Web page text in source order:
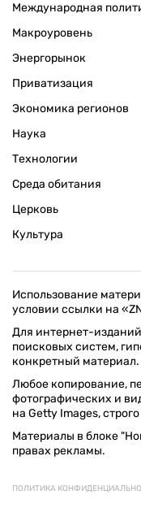
Международная
Макроуровень
Энергорынок
Приватизация
Экономика регионов
Наука
Технологии
Среда обитания
Церковь
Культура
Использование
условии ссылки на
Для интернет-
поисковых систем,
конкретный материал.
Любое копирование,
фотографических и
на Getty Images,
Материалы в блоке
правах рекламы.
ПОЛИТИКА
© 1994–2026 «ЗЕРКАЛО